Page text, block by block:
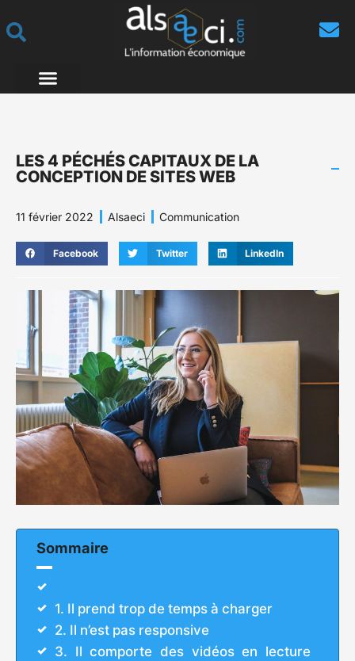
LES 4 PÉCHÉS CAPITAUX DE LA
CONCEPTION DE SITES WEB
11 février 2022 Alsaeci Communication
Facebook Twitter LinkedIn
Sommaire
1. Il prend trop de temps à charger
2. Il n’est pas responsive
3. Il comporte des vidéos en lecture